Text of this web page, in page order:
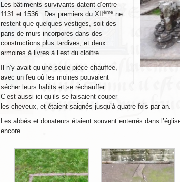
Les bâtiments survivants datent d’entre
1131 et 1536. Des premiers du XII
ème ne
restent que quelques vestiges, soit des
pans de murs incorporés dans des
constructions plus tardives, et deux
armoires à livres à l’est du cloître.
Il n’y avait qu’une seule pièce chauffée,
avec un feu où les moines pouvaient
sécher leurs habits et se réchauffer.
C’est aussi ici qu’ils se faisaient couper
les cheveux, et étaient saignés jusqu’à quatre fois par an.
Les abbés et donateurs étaient souvent enterrés dans
encore.